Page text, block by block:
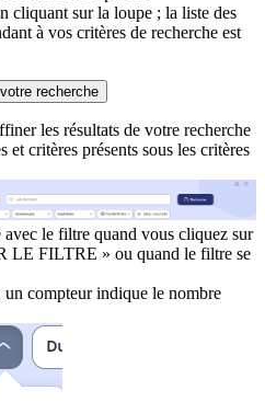
cliquant sur la loupe ; la liste des
à vos critères de recherche est
recherche
les résultats de votre recherche
et critères présents sous les critères
avec le filtre quand vous cliquez sur
LE FILTRE » ou quand le filtre se
un compteur indique le nombre